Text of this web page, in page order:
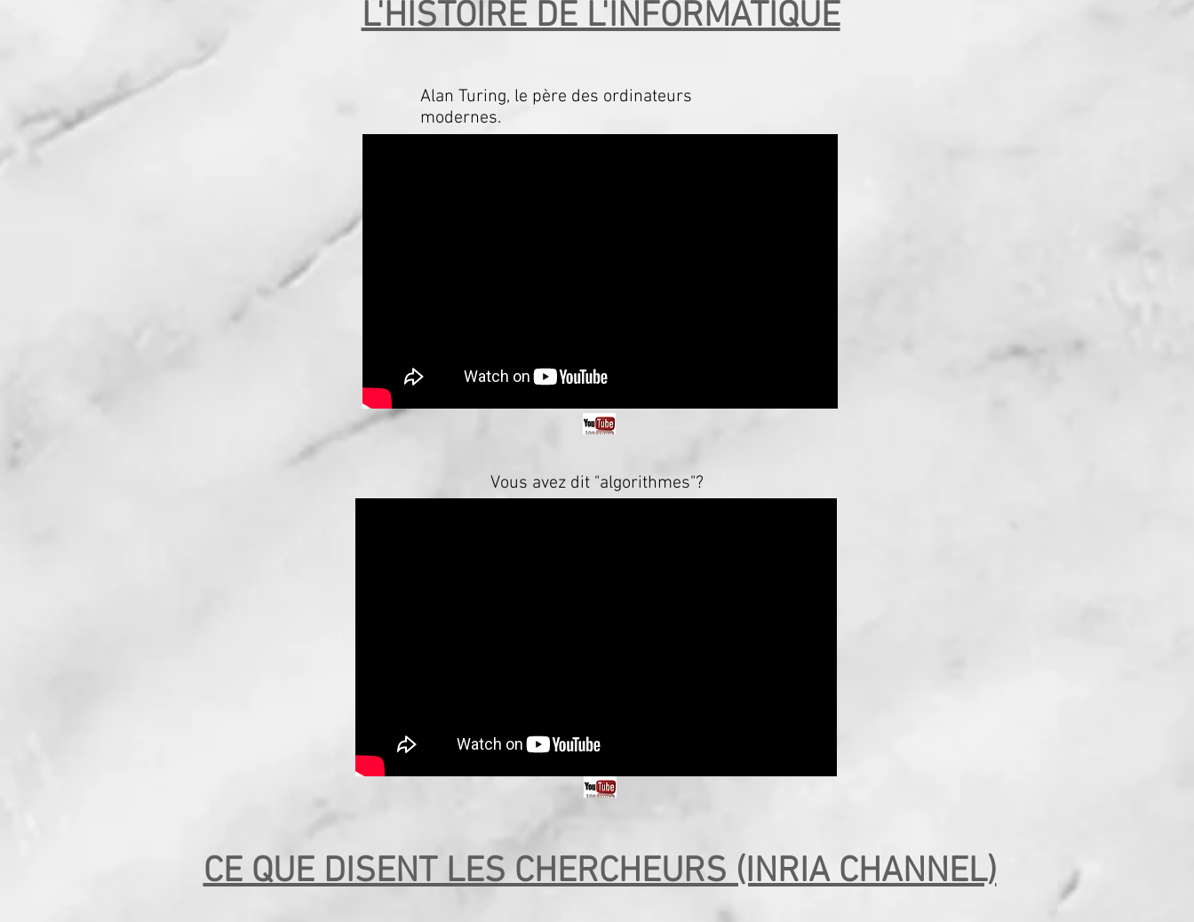
L'HISTOIRE DE L'INFORMATIQUE
Alan Turing, le père des ordinateurs
modernes.
Vous avez dit "algorithmes"?
CE QUE DISENT LES CHERCHEURS (INRIA CHANNEL)